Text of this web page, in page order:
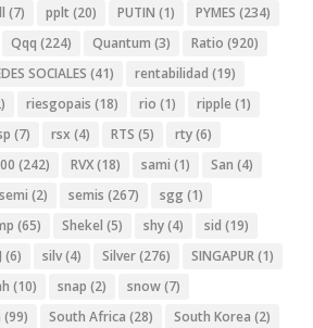
(7) pplt (20) PUTIN (1) PYMES (234)
Qqq (224) Quantum (3) Ratio (920)
SOCIALES (41) rentabilidad (19)
riesgopais (18) rio (1) ripple (1)
(7) rsx (4) RTS (5) rty(6)
(242) RVX(18) sami (1) San (4)
semi (2) semis (267) sgg (1)
(65) Shekel (5) shy(4) sid (19)
(6) silv(4) Silver(276) SINGAPUR(1)
(10) snap (2) snow(7)
(99) South Africa (28) South Korea (2)